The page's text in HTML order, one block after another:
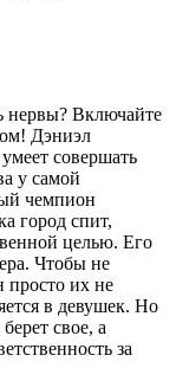
нервы? Включайте
Дэниэл
совершать
у самой
чемпион
город спит,
целью. Его
Чтобы не
просто их не
в девушек. Но
свое, а
за